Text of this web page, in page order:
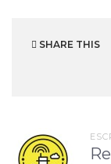
SHARE THIS